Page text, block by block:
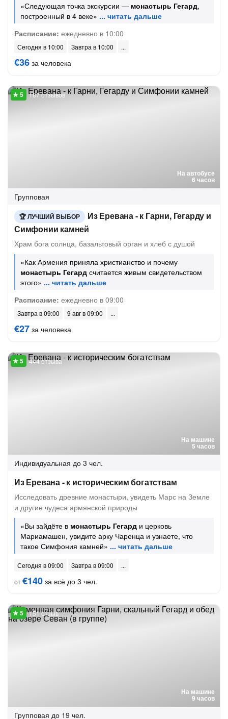
«Следующая точка экскурсии — монастырь Гегард,
построенный в 4 веке»
Расписание: ежедневно в 10:00
Сегодня в 10:00 Завтра в 10:00
€36 за человека
На автобусе
6 часов
187 отзывов
Групповая
ЛУЧШИЙ ВЫБОР
Из Еревана - к Гарни, Гегарду и
Симфонии камней
Храм бога солнца, базальтовый орган и хлеб с душой
«Как Армения приняла христианство и почему
монастырь Гегард считается живым свидетельством
этого»
Расписание: ежедневно в 09:00
Завтра в 09:00 9 авг в 09:00
€27 за человека
На машине
5 часов
444 отзыва
Индивидуальная до 3 чел.
Из Еревана - к историческим богатствам
Исследовать древние монастыри, увидеть Марс на Земле
и другие чудеса армянской природы
«Вы зайдёте в монастырь Гегард и церковь
Мариамашен, увидите арку Чаренца и узнаете, что
такое Симфония камней»
Сегодня в 09:00
Завтра в 09:00
от€140 за всё до 3 чел.
На машине
9 часов
151 отзыв
Групповая до 19 чел.